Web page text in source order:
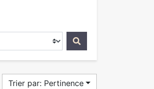
Trier par: Pertinence